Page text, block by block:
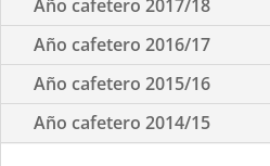
Año cafetero 2017/18
Año cafetero 2016/17
Año cafetero 2015/16
Año cafetero 2014/15